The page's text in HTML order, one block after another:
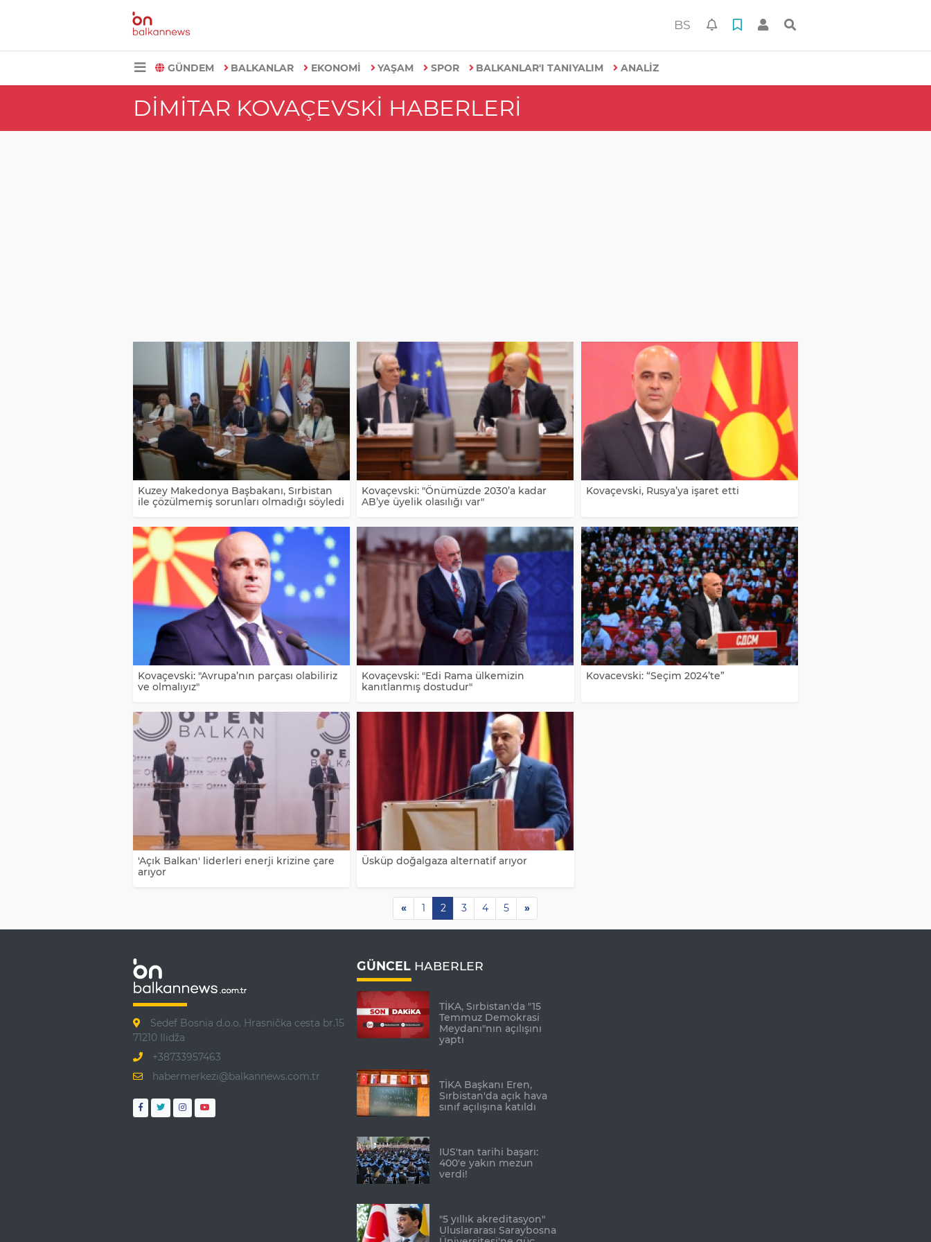
BS
GÜNDEM BALKANLAR EKONOMİ YAŞAM SPOR BALKANLAR'I TANIYALIM ANALİZ
DIMITAR KOVAÇEVSKI HABERLERI
Kuzey Makedonya Başbakanı, Sırbistan
ile çözülmemiş sorunları olmadığı söyledi
Kovaçevski: "Önümüzde 2030’a kadar
AB’ye üyelik olasılığı var"
Kovaçevski, Rusya’ya işaret etti
Kovaçevski: "Avrupa’nın parçası olabiliriz
ve olmalıyız"
Kovaçevski: "Edi Rama ülkemizin
kanıtlanmış dostudur"
Kovacevski: “Seçim 2024’te”
'Açık Balkan' liderleri enerji krizine çare
arıyor
Üsküp doğalgaza alternatif arıyor
« 1 2 3 4 5 »
Sedef Bosnia d.o.o. Hrasnička cesta br.15
71210 Ilidža
+38733957463
habermerkezi@balkannews.com.tr
GÜNCEL HABERLER
TİKA, Sırbistan'da "15
Temmuz Demokrasi
Meydanı"nın açılışını
yaptı
TİKA Başkanı Eren,
Sırbistan'da açık hava
sınıf açılışına katıldı
IUS'tan tarihi başarı:
400'e yakın mezun
verdi!
"5 yıllık akreditasyon"
Uluslararası Saraybosna